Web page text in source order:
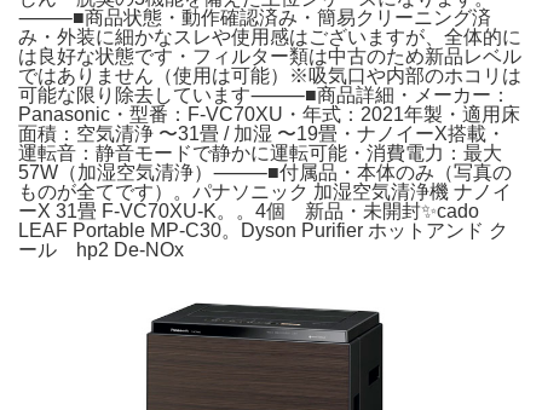
⸻■商品状態・動作確認済み・簡易クリーニング済
み・外装に細かなスレや使用感はございますが、全体的に
は良好な状態です・フィルター類は中古のため新品レベル
ではありません（使用は可能）※吸気口や内部のホコリは
可能な限り除去しています⸻■商品詳細・メーカー：
Panasonic・型番：F-VC70XU・年式：2021年製・適用床
面積：空気清浄 〜31畳 / 加湿 〜19畳・ナノイーX搭載・
運転音：静音モードで静かに運転可能・消費電力：最大
57W（加湿空気清浄）⸻■付属品・本体のみ（写真の
ものが全てです）。パナソニック 加湿空気清浄機 ナノイ
ーX 31畳 F-VC70XU-K。。4個 新品・未開封✨cado
LEAF Portable MP-C30。Dyson Purifier ホットアンド ク
ール hp2 De-NOx